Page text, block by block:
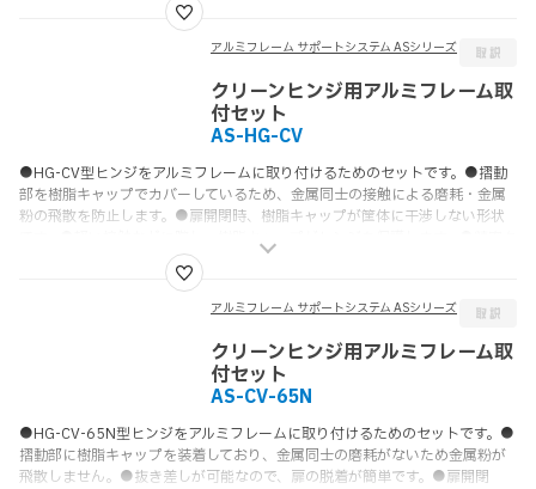
アルミフレーム サポートシステム ASシリーズ
クリーンヒンジ用アルミフレーム取
付セット
AS-HG-CV
●HG-CV型ヒンジをアルミフレームに取り付けるためのセットです。●摺動
部を樹脂キャップでカバーしているため、金属同士の接触による磨耗・金属
粉の飛散を防止します。●扉開閉時、樹脂キャップが筐体に干渉しない形状
イプはヒンジの羽根と樹脂キャップ、軸のクリアランスが少ない仕様です。
アルミフレーム サポートシステム ASシリーズ
クリーンヒンジ用アルミフレーム取
付セット
AS-CV-65N
●HG-CV-65N型ヒンジをアルミフレームに取り付けるためのセットです。●
摺動部に樹脂キャップを装着しており、金属同士の磨耗がないため金属粉が
飛散しません。●抜き差しが可能なので、扉の脱着が簡単です。●扉開閉